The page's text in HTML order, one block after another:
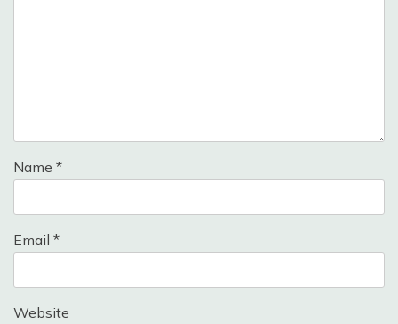
Name *
Email *
Website